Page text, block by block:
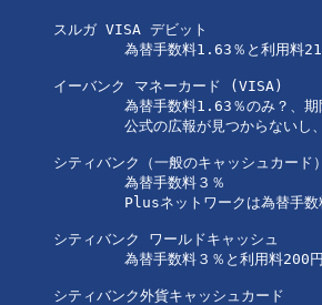
スルガ VISA デビット
イーバンク マネーカード (VISA)
シティバンク（一般のキャッシュカード）
シティバンク ワールドキャッシュ
シティバンク外貨キャッシュカード